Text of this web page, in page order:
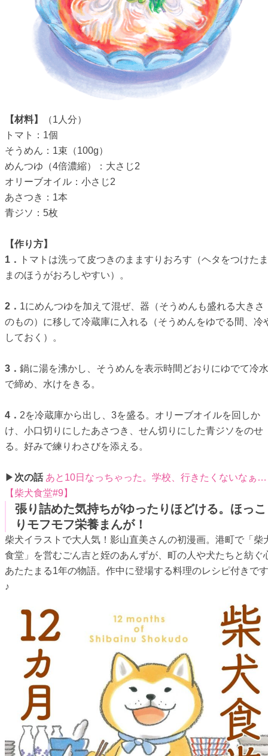
【材料】
（1人分）
トマト：1個
そうめん：1束（100g）
めんつゆ（4倍濃縮）：大さじ2
オリーブオイル：小さじ2
あさつき：1本
青ジソ：5枚
【作り方】
1．
トマトは洗って皮つきのまますりおろす（ヘタをつけたま
まのほうがおろしやすい）。
2． 1にめんつゆを加えて混ぜ、器（そうめんも盛れる大きさ
のもの）に移して冷蔵庫に入れる（そうめんをゆでる間、冷
しておく）。
3． 鍋に湯を沸かし、そうめんを表示時間どおりにゆでて冷水
で締め、水けをきる。
4． 2を冷蔵庫から出し、3を盛る。オリーブオイルを回しか
け、小口切りにしたあさつき、せん切りにした青ジソをのせ
る。好みで練りわさびを添える。
▶ 次の話 あと10日なっちゃった。学校、行きたくないなぁ…
【柴犬食堂#9】
張り詰めた気持ちがゆったりほどける。ほっこ
りモフモフ栄養まんが！
柴犬イラストで大人気！影山直美さんの初漫画。港町で「柴
食堂」を営むごん吉と姪のあんずが、町の人や犬たちと紡ぐ
あたたまる1年の物語。作中に登場する料理のレシピ付きです
♪